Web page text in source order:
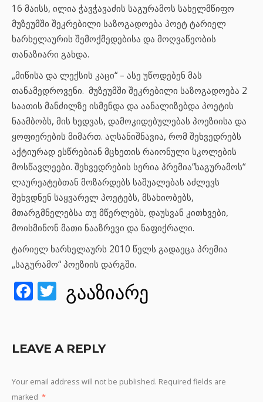
16 მაისს, ილია ჭავჭავაძის საგურამოს სახელმწიფო
მუზეუმში შეკრებილი საზოგადოება პოეტ ტარიელ
ხარხელაურის შემოქმედებისა და მოღვაწეობის
თანაზიარი გახდა.
„მიწისა და ლექსის კაცი“ – ასე უწოდებენ მას
თანამედროვენი. მუზეუმში შეკრებილი საზოგადოება 2
საათის მანძილზე ისმენდა და აანალიზებდა პოეტის
ნაამბობს, მის ხედვას, დამოკიდებულებას პოეზიისა და
ყოფიერების მიმართ. აღსანიშნავია, რომ შეხვედრებს
აქტიურად ესწრებიან მცხეთის რაიონული სკოლების
მოსწავლეები. შეხვედრების სერია პრემია“საგურამოს“
ლაურეატებთან მოზარდებს საშუალებას აძლევს
შეხვდნენ საყვარელ პოეტებს, მსახიობებს,
მთარგმნელებსა თუ მწერლებს, დაუსვან კითხვები,
მოისმინონ მათი ნააზრევი და ნაფიქრალი.
ტარიელ ხარხელაურს 2010 წელს გადაეცა პრემია
„საგურამო“ პოეზიის დარგში.
Facebook
Twitter
გააზიარე
LEAVE A REPLY
Your email address will not be published. Required fields are
marked *